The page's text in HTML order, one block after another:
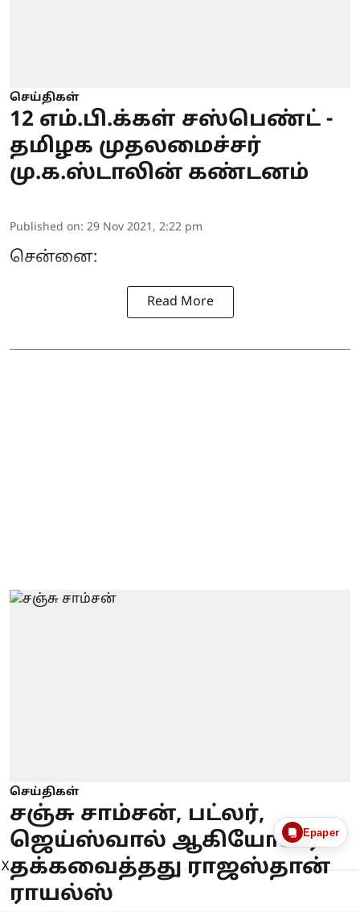
செய்திகள்
12 எம்.பி.க்கள் சஸ்பெண்ட் -
தமிழக முதலமைச்சர்
மு.க.ஸ்டாலின் கண்டனம்
Published on: 29 Nov 2021, 2:22 pm
சென்னை:
Read More
செய்திகள்
சஞ்சு சாம்சன், பட்லர்,
ஜெய்ஸ்வால் ஆகியோரை
தக்கவைத்தது ராஜஸ்தான்
ராயல்ஸ்
Epaper
X